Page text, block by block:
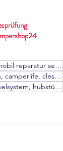
campervan wohnwagen wohnmobil reparatur servicepartner autark hammerschlag
WCSmobiletechnik, autark sein, camperlife, clesana, thule, dometic, movera, frankana freiko, e&p,
NORDRIDE, PUSHrack, e&p levelsystem, hubstützen, zuziehhilfe, Frankia, Yukon, Offroad camper,